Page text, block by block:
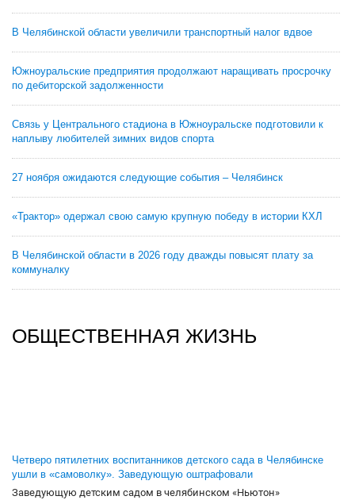
В Челябинской области увеличили транспортный налог вдвое
Южноуральские предприятия продолжают наращивать просрочку
по дебиторской задолженности
Связь у Центрального стадиона в Южноуральске подготовили к
наплыву любителей зимних видов спорта
27 ноября ожидаются следующие события – Челябинск
«Трактор» одержал свою самую крупную победу в истории КХЛ
В Челябинской области в 2026 году дважды повысят плату за
коммуналку
ОБЩЕСТВЕННАЯ ЖИЗНЬ
Четверо пятилетних воспитанников детского сада в Челябинске
ушли в «самоволку». Заведующую оштрафовали
Заведующую детским садом в челябинском «Ньютон»